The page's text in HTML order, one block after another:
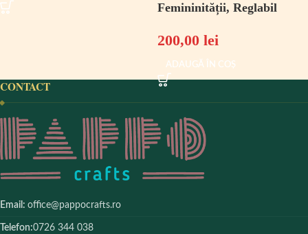
Femininității, Reglabil
200,00 lei
ADAUGĂ ÎN COȘ
CONTACT
Email: office@pappocrafts.ro
Telefon:0726 344 038